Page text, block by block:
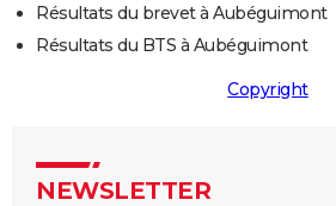
Résultats du brevet à Aubéguimont
Résultats du BTS à Aubéguimont
Copyright
NEWSLETTER